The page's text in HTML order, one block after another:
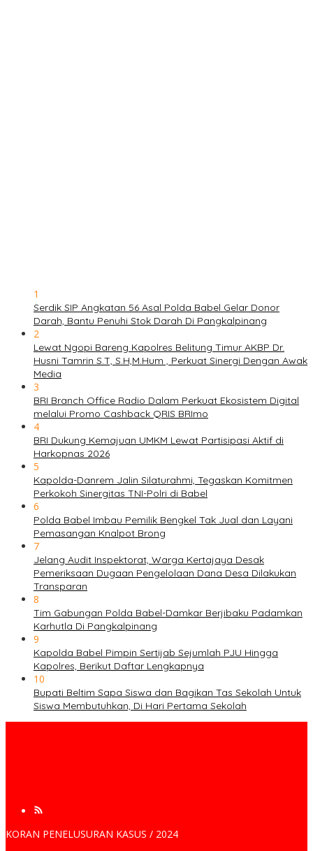
1
Serdik SIP Angkatan 56 Asal Polda Babel Gelar Donor
Darah, Bantu Penuhi Stok Darah Di Pangkalpinang
2
Lewat Ngopi Bareng Kapolres Belitung Timur AKBP Dr.
Husni Tamrin S.T, S.H,M.Hum , Perkuat Sinergi Dengan Awak
Media
3
BRI Branch Office Radio Dalam Perkuat Ekosistem Digital
melalui Promo Cashback QRIS BRImo
4
BRI Dukung Kemajuan UMKM Lewat Partisipasi Aktif di
Harkopnas 2026
5
Kapolda-Danrem Jalin Silaturahmi, Tegaskan Komitmen
Perkokoh Sinergitas TNI-Polri di Babel
6
Polda Babel Imbau Pemilik Bengkel Tak Jual dan Layani
Pemasangan Knalpot Brong
7
Jelang Audit Inspektorat, Warga Kertajaya Desak
Pemeriksaan Dugaan Pengelolaan Dana Desa Dilakukan
Transparan
8
Tim Gabungan Polda Babel-Damkar Berjibaku Padamkan
Karhutla Di Pangkalpinang
9
Kapolda Babel Pimpin Sertijab Sejumlah PJU Hingga
Kapolres, Berikut Daftar Lengkapnya
10
Bupati Beltim Sapa Siswa dan Bagikan Tas Sekolah Untuk
Siswa Membutuhkan, Di Hari Pertama Sekolah
KORAN PENELUSURAN KASUS / 2024